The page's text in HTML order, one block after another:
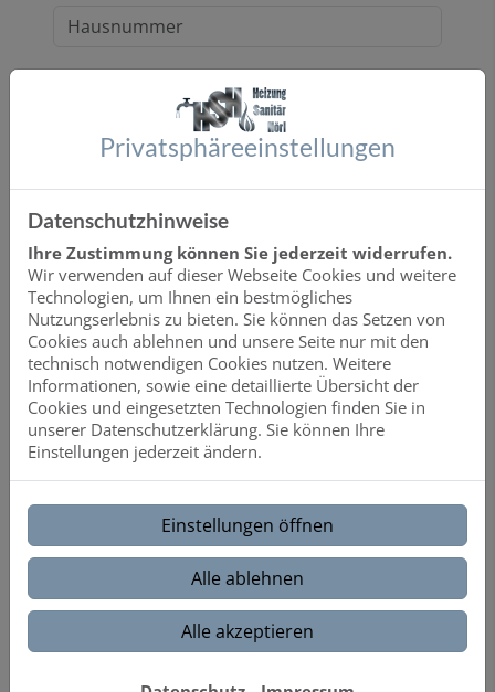
PLZ
E-Mail*
Telefon
Betreff
Privatsphäre­einstellungen
Datenschutzhinweise
Ihre Zustimmung können Sie jederzeit widerrufen.
Wir verwenden auf dieser Webseite Cookies und weitere
Technologien, um Ihnen ein bestmögliches
Nutzungserlebnis zu bieten. Sie können das Setzen von
Cookies auch ablehnen und unsere Seite nur mit den
technisch notwendigen Cookies nutzen. Weitere
Informationen, sowie eine detaillierte Übersicht der
Cookies und eingesetzten Technologien finden Sie in
unserer Datenschutzerklärung. Sie können Ihre
Einstellungen jederzeit ändern.
Einstellungen öffnen
Alle ablehnen
Alle akzeptieren